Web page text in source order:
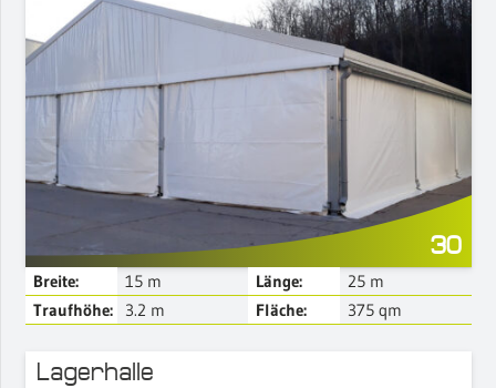
30
Breite: 15m Länge: 25 m
Traufhöhe:
3.2 m Fläche: 375 qm
Lagerhalle